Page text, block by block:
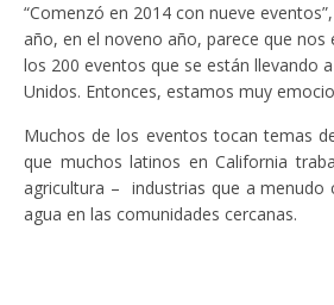
“Comenzó en 2014 con nueve
año, en el noveno año, parece que nos
los 200 eventos que se están llevando
Unidos. Entonces, estamos muy
Muchos de los eventos tocan temas
que muchos latinos en California
agricultura – industrias que a menudo
agua en las comunidades cercanas.